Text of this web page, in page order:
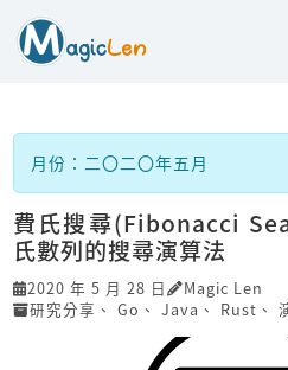
月份：二〇二〇年五月
費氏搜尋(Fibonacci
氏數列的搜尋演算法
2020 年 5 月 28 日
Magic Len
研究分享 、 Go 、 Java 、 Rust 、